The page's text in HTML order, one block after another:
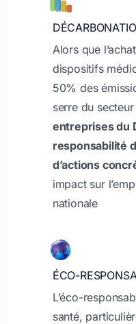
Alors que
dispositifs
50% des
serre du
entreprises du
responsabilité
d’actions
impact sur
nationale
ÉCO-
L’éco-
santé,